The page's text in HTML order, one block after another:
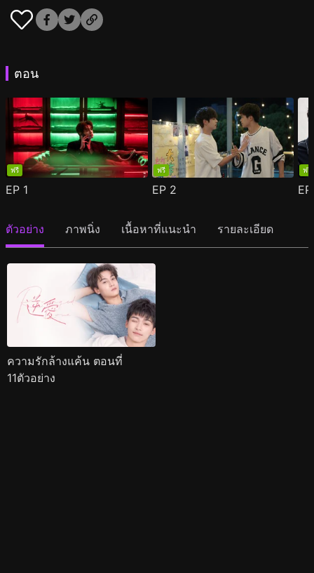
ตอน
ฟรี
EP 1
ฟรี
EP 2
ฟรี
ตัวอย่าง ภาพนิ่ง เนื้อหาที่แนะนำ รายละเอียด
ความรักล้างแค้น ตอนที่
11ตัวอย่าง